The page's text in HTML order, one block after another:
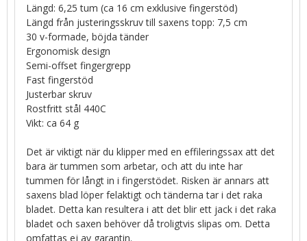
Längd: 6,25 tum (ca 16 cm exklusive fingerstöd)
Längd från justeringsskruv till saxens topp: 7,5 cm
30 v-formade, böjda tänder
Ergonomisk design
Semi-offset fingergrepp
Fast fingerstöd
Justerbar skruv
Rostfritt stål 440C
Vikt: ca 64 g
Det är viktigt när du klipper med en effileringssax att det
bara är tummen som arbetar, och att du inte har
tummen för långt in i fingerstödet. Risken är annars att
saxens blad löper felaktigt och tänderna tar i det raka
bladet. Detta kan resultera i att det blir ett jack i det raka
bladet och saxen behöver då troligtvis slipas om. Detta
omfattas ej av garantin.